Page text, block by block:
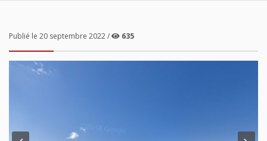
Publié le 20 septembre 2022 / 635